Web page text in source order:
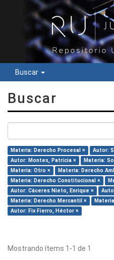
Buscar
Buscar
Materia: Derecho Procesal ×
Autor:
Autor: Montes, Patricia ×
Materia:
Materia: Otro ×
Materia: Derecho
Materia: Derecho Constitucional ×
Autor: Cáceres Nieto, Enrique ×
Materia: Derecho Mercantil ×
Autor: Fix Fierro, Héctor ×
Mostrando ítems 1-1 de 1